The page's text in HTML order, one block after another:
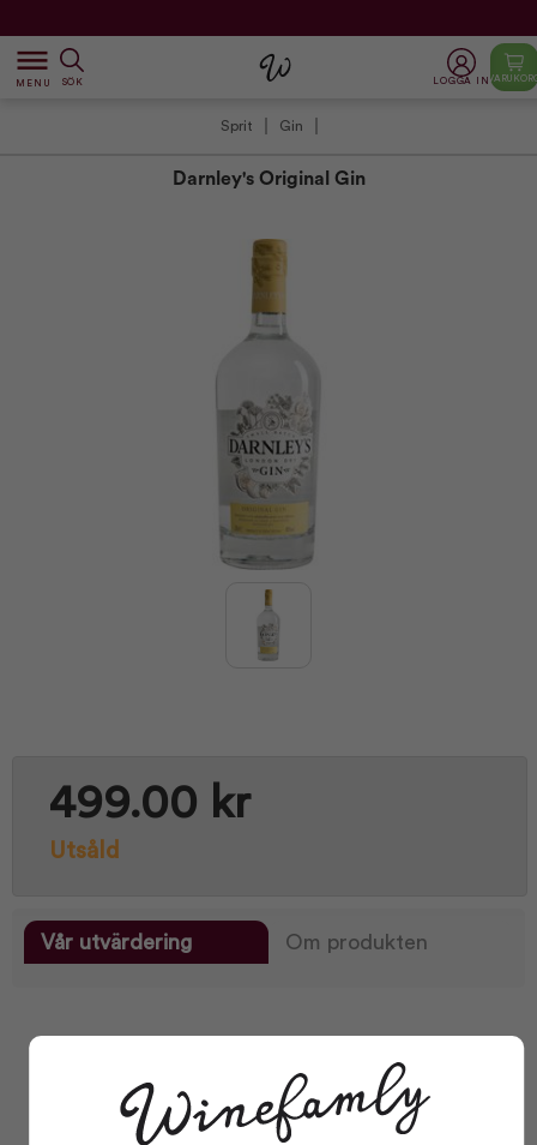
dehaze
MENU SÖK LOGGA IN
Sprit Gin
Darnley's Original Gin
499.00 kr
Utsåld
Vår utvärdering Om produkten
Typ: Gin
Odling: Konventionell